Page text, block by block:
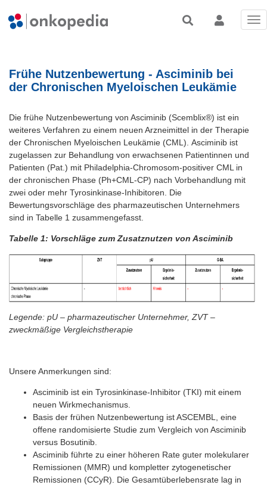
Frühe Nutzenbewertung - Asciminib bei
der Chronischen Myeloischen Leukämie
Die frühe Nutzenbewertung von Asciminib (Scemblix®) ist ein
weiteres Verfahren zu einem neuen Arzneimittel in der Therapie
der Chronischen Myeloischen Leukämie (CML). Asciminib ist
zugelassen zur Behandlung von erwachsenen Patientinnen und
Patienten (Pat.) mit Philadelphia-Chromosom-positiver CML in
der chronischen Phase (Ph+CML-CP) nach Vorbehandlung mit
zwei oder mehr Tyrosinkinase-Inhibitoren. Die
Bewertungsvorschläge des pharmazeutischen Unternehmers
sind in Tabelle 1 zusammengefasst.
Tabelle 1: Vorschläge zum Zusatznutzen von Asciminib
Legende: pU – pharmazeutischer Unternehmer, ZVT –
zweckmäßige Vergleichstherapie
Unsere Anmerkungen sind:
Asciminib ist ein Tyrosinkinase-Inhibitor (TKI) mit einem
neuen Wirkmechanismus.
Basis der frühen Nutzenbewertung ist ASCEMBL, eine
offene randomisierte Studie zum Vergleich von Asciminib
versus Bosutinib.
Asciminib führte zu einer höheren Rate guter molekularer
Remissionen (MMR) und kompletter zytogenetischer
Remissionen (CCyR). Die Gesamtüberlebensrate lag in